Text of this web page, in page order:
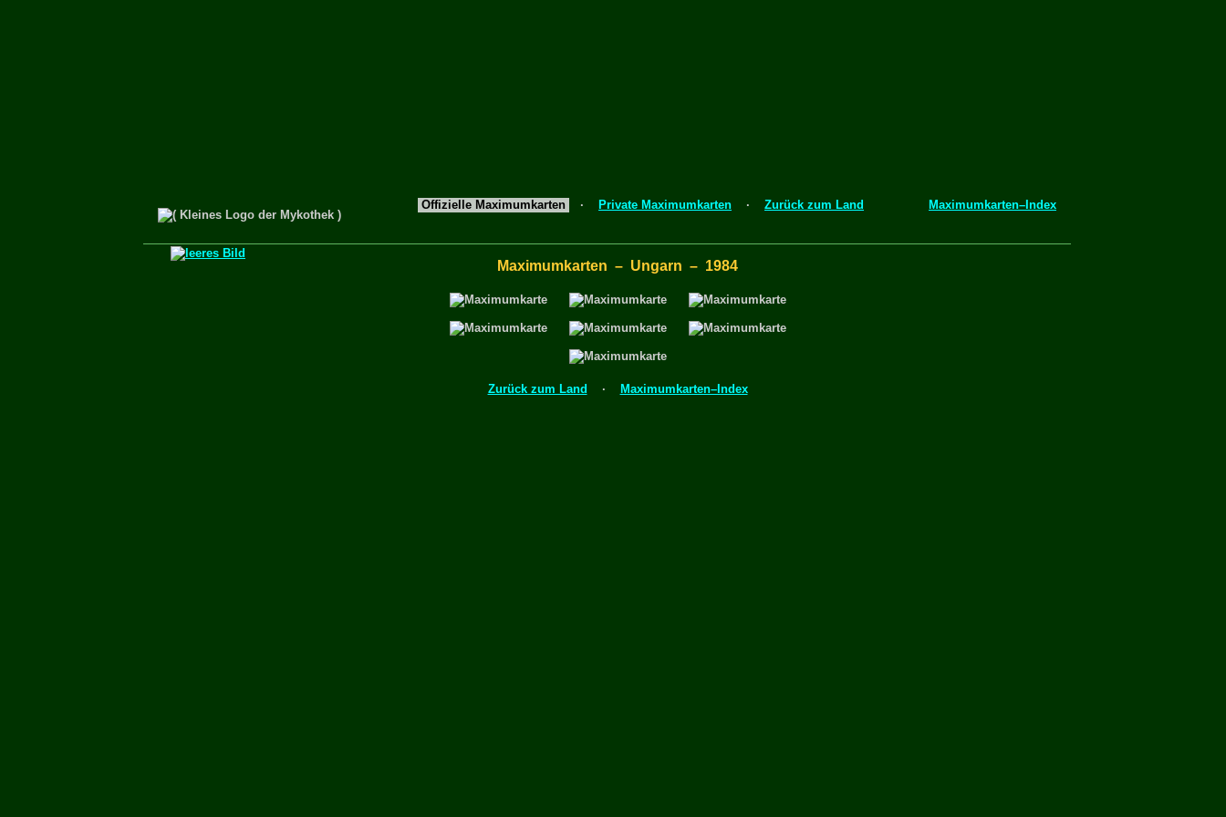
Offizielle Maximumkarten · Private Maximumkarten · Zurück zum Land Maximumkarten–Index
Maximumkarten – Ungarn – 1984
Zurück zum Land · Maximumkarten–Index